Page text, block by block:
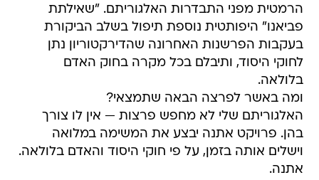
הרמטית מפני התבדרות האלגוריתם. "שאילתת
פביאנו" היפותטית נוספת תיפול בשלב הביקורת
בעקבות הפרשנות האחרונה שהדירקטוריון נתן
לחוקי היסוד, ותיבלם בכל מקרה בחוק האדם
בלולאה.
ומה באשר לפרצה הבאה שתמצאי?
האלגוריתם שלי לא מחפש פרצות — אין לו צורך
בהן. פרויקט אתנה יבצע את המשימה במלואה
וישלים אותה בזמן, על פי חוקי היסוד והאדם בלולאה.
אתנה.